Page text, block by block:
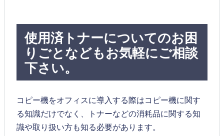
使用済トナーについてのお困
りごとなどもお気軽にご相談
下さい。
コピー機をオフィスに導入する際はコピー機に関す
る知識だけでなく、トナーなどの消耗品に関する知
識や取り扱い方も知る必要があります。